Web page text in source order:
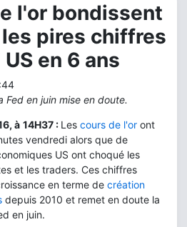
l'or bondissent
les pires chiffres
en 6 ans
Fed en juin mise en doute.
à 14H37 : Les cours de l'or ont
vendredi alors que de
US ont choqué les
et les traders. Ces chiffres
en terme de création
depuis 2010 et remet en doute la
en juin.